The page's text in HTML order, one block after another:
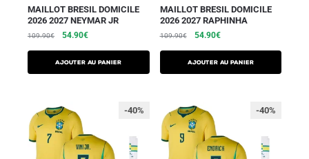
MAILLOT BRESIL DOMICILE
2026 2027 NEYMAR JR
109.90€ 54.90€
AJOUTER AU PANIER
MAILLOT BRESIL DOMICILE
2026 2027 RAPHINHA
109.90€ 54.90€
AJOUTER AU PANIER
-40% -40%